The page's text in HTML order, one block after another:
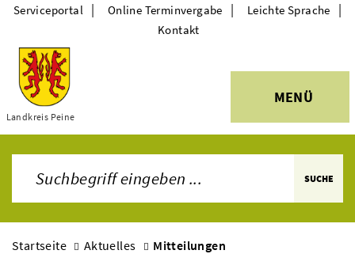
Themen
Landkreis Peine
MENÜ
Serviceportal | Online Terminvergabe | Leichte Sprache |
Kontakt
SUCHE
Startseite Aktuelles Mitteilungen